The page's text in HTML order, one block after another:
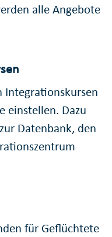
alle Angebote
Integrationskursen
einstellen. Dazu
Datenbank, den
für Geflüchtete